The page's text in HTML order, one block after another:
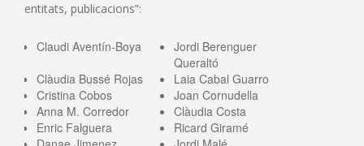
entitats, publicacions”:
Claudi Aventín-Boya
Jordi Berenguer
Queraltó
Clàudia Bussé Rojas
Laia Cabal Guarro
Cristina Cobos
Joan Cornudella
Anna M. Corredor
Clàudia Costa
Enric Falguera
Ricard Giramé